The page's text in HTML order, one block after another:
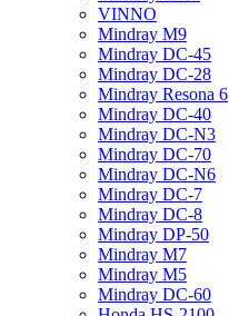
VINNO
Mindray M9
Mindray DC-45
Mindray DC-28
Mindray Resona 6
Mindray DC-40
Mindray DC-N3
Mindray DC-70
Mindray DC-N6
Mindray DC-7
Mindray DC-8
Mindray DP-50
Mindray M7
Mindray M5
Mindray DC-60